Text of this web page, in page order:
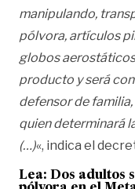
manipulando,
pólvora, artículos
globos
producto y será
defensor de
quien determinará
(…)«, indica el
Lea: Dos adultos